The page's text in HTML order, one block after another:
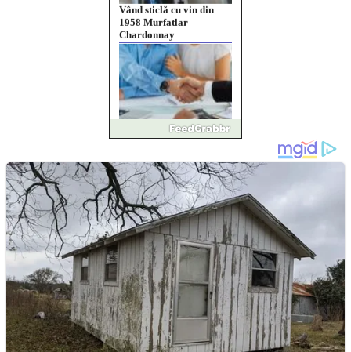
Vând sticlă cu vin din
1958 Murfatlar
Chardonnay
Împrumut si investitii
Ofera def între special